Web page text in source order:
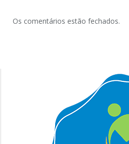
Os comentários estão fechados.